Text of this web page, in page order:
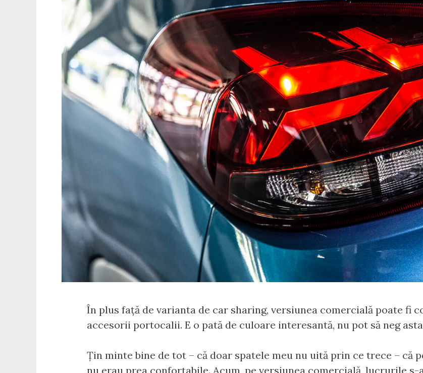
În plus față de varianta de car sharing, versiunea comercială poate fi
accesorii portocalii. E o pată de culoare interesantă, nu pot să neg
Țin minte bine de tot – că doar spatele meu nu uită prin ce trece – că
nu erau prea confortabile. Acum, pe versiunea comercială, lucrurile